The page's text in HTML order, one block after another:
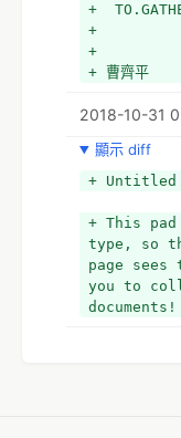
+
+
+
+ 曹齊平
2018-10-31
顯示 diff
+ Untitled
+ This
type, so
page
you to
documents!